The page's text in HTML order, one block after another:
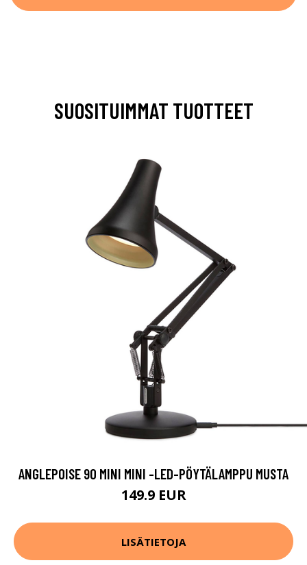
SUOSITUIMMAT TUOTTEET
ANGLEPOISE 90 MINI MINI -LED-PÖYTÄLAMPPU MUSTA
149.9 EUR
LISÄTIETOJA